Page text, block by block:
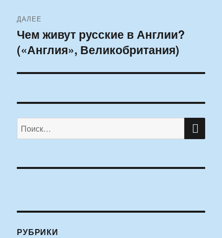
ДАЛЕЕ
Следующая
запись:
Чем живут русские в Англии?
(«Англия», Великобритания)
Искать:
РУБРИКИ